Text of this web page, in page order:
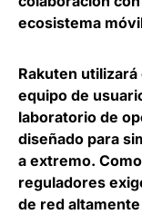
ecosistema
Rakuten
equipo de
laboratorio de
diseñado para
a extremo.
reguladores
de red